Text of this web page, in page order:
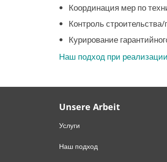
Координация мер по
Контроль
Курирование
Наш подход при
Unsere Arbeit
Услуги
Наш подход